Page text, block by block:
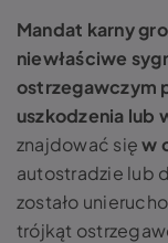
Mandat karny
niewłaściwe
ostrzegawczym
uszkodzenia lub
znajdować sięw
autostradzie lub
zostało
trójkąt